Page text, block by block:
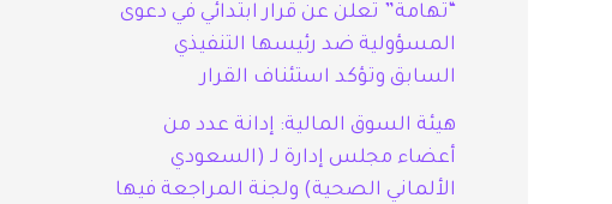
“تهامة” تعلن عن قرار ابتدائي في دعوى
المسؤولية ضد رئيسها التنفيذي
السابق وتؤكد استئناف القرار
هيئة السوق المالية: إدانة عدد من
أعضاء مجلس إدارة لـ (السعودي
الألماني الصحية) ولجنة المراجعة فيها